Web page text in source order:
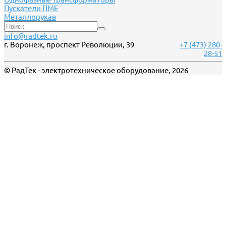
Пускатели ПМЕ
Металлорукав
info@radtek.ru
г. Воронеж, проспект Революции, 39
+7 (473) 280-
28-51
© РадТек - электротехническое оборудование, 2026